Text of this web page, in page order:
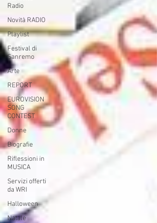
Radio
Novità RADIO
Playlist
Festival di
Sanremo
Arte
REPORT
EUROVISION
SONG
CONTEST
Donne
Biografie
Riflessioni in
MUSICA
Servizi offerti
da WRI
Halloween
Natale